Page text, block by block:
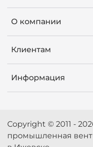
О компании
Клиентам
Информация
Copyright © 2011 -
промышленная